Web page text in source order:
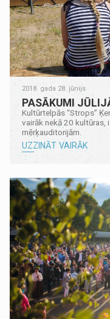
2018. gada 28. jūnijs
PASĀKUMI
Kultūrtelpās “Strops”
vairāk nekā 20 kultūras,
mērķauditorijām.
UZZINĀT VAIRĀK